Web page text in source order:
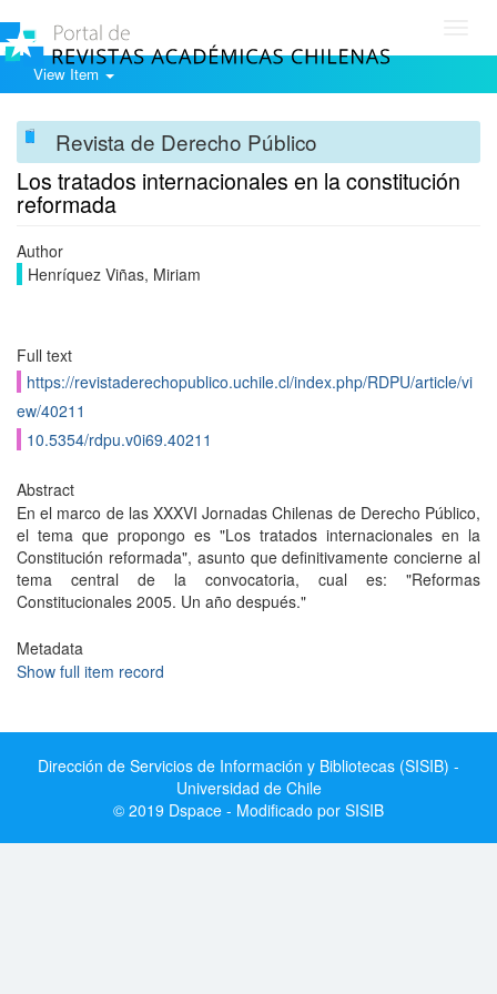
View Item
Revista de Derecho Público
Los tratados internacionales en la constitución
reformada
Author
Henríquez Viñas, Miriam
Full text
https://revistaderechopublico.uchile.cl/index.php/RDPU/article/vi
ew/40211
10.5354/rdpu.v0i69.40211
Abstract
En el marco de las XXXVI Jornadas Chilenas de Derecho Público,
el tema que propongo es "Los tratados internacionales en la
Constitución reformada", asunto que definitivamente concierne al
tema central de la convocatoria, cual es: "Reformas
Constitucionales 2005. Un año después."
Metadata
Show full item record
Dirección de Servicios de Información y Bibliotecas (SISIB) -
Universidad de Chile
© 2019 Dspace - Modificado por SISIB